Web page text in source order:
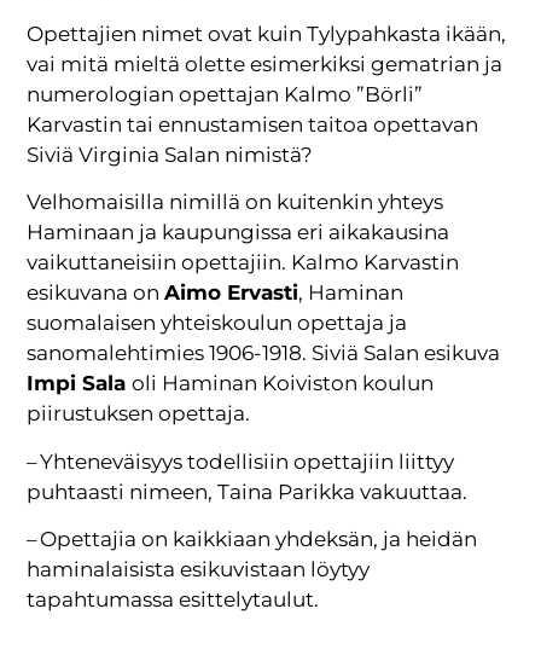
Opettajien nimet ovat kuin Tylypahkasta ikään,
vai mitä mieltä olette esimerkiksi gematrian ja
numerologian opettajan Kalmo ”Börli”
Karvastin tai ennustamisen taitoa opettavan
Siviä Virginia Salan nimistä?
Velhomaisilla nimillä on kuitenkin yhteys
Haminaan ja kaupungissa eri aikakausina
vaikuttaneisiin opettajiin. Kalmo Karvastin
esikuvana onAimo Ervasti, Haminan
suomalaisen yhteiskoulun opettaja ja
sanomalehtimies 1906-1918. Siviä Salan esikuva
Impi Salaoli Haminan Koiviston koulun
piirustuksen opettaja.
– Yhteneväisyys todellisiin opettajiin liittyy
puhtaasti nimeen, Taina Parikka vakuuttaa.
– Opettajia on kaikkiaan yhdeksän, ja heidän
haminalaisista esikuvistaan löytyy
tapahtumassa esittelytaulut.